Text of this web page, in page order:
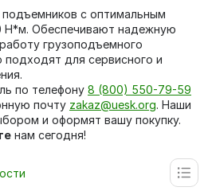
с оптимальным
Обеспечивают надежную
грузоподъемного
для сервисного и
по телефону 8 (800) 550-79-59
почту zakaz@uesk.org. Наши
и оформят вашу покупку.
нам сегодня!